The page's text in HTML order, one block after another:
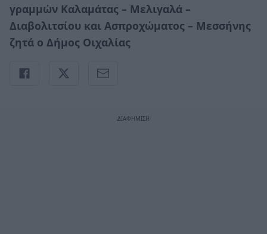
γραμμών Καλαμάτας – Μελιγαλά –
Διαβολιτσίου και Ασπροχώματος – Μεσσήνης
ζητά ο Δήμος Οιχαλίας